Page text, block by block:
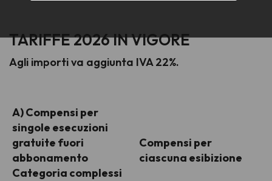
TARIFFE 2026 IN VIGORE
Agli importi va aggiunta IVA 22%.
A) Compensi per
singole esecuzioni
gratuite fuori
abbonamento
Categoria complessi
Compensi per
ciascuna esibizione